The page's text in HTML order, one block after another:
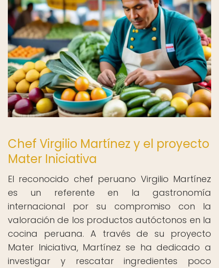
Chef Virgilio Martínez y el proyecto
Mater Iniciativa
El reconocido chef peruano Virgilio Martínez
es un referente en la gastronomía
internacional por su compromiso con la
valoración de los productos autóctonos en la
cocina peruana. A través de su proyecto
Mater Iniciativa, Martínez se ha dedicado a
investigar y rescatar ingredientes poco